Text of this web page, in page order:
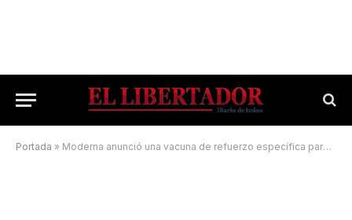
Portada » Moderna anunció una vacuna de refuerzo específica para la variante ómicron